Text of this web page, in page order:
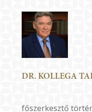
DR. KOLLEGA
főszerkesztő